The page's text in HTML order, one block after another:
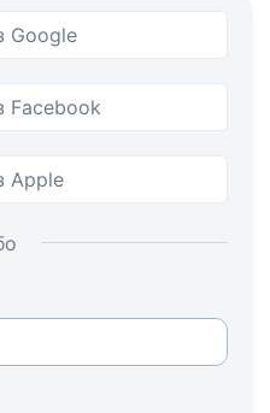
Google
Facebook
Apple